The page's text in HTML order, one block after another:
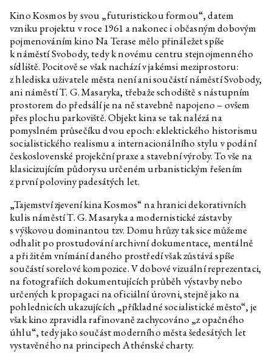
Kino Kosmos by svou „futuristickou formou“, datem
vzniku projektu v roce 1961 a nakonec i občasným dobovým
pojmenováním kino Na Terase mělo přináležet spíše
k náměstí Svobody, tedy k novému centru stejnojmenného
sídliště. Pocitově se však nachází v jakémsi meziprostoru:
z hlediska uživatele města není ani součástí náměstí Svobody,
ani náměstí T. G. Masaryka, třebaže schodiště s nástupním
prostorem do předsálí je na ně stavebně napojeno – ovšem
přes plochu parkoviště. Objekt kina se tak nalézá na
pomyslném průsečíku dvou epoch: eklektického historismu
socialistického realismu a internacionálního stylu v podání
československé projekční praxe a stavební výroby. To vše na
klasicizujícím půdorysu určeném urbanistickým řešením
z první poloviny padesátých let.
„Tajemství zjevení kina Kosmos“ na hranici dekorativních
kulis náměstí T. G. Masaryka a modernistické zástavby
s výškovou dominantou tzv. Domu hrůzy tak sice můžeme
odhalit po prostudování archivní dokumentace, mentálně
a při žitém vnímání daného prostředí však zůstává spíše
součástí sorelové kompozice. V dobové vizuální reprezentaci,
na fotografiích dokumentujících průběh výstavby nebo
určených k propagaci na oficiální úrovni, stejně jako na
pohlednicích ukazujících „příkladné socialistické město“, je
však kino zpravidla rafinovaně zachycováno „z opačného
úhlu“, tedy jako součást moderního města šedesátých let
vystavěného na principech Athénské charty.